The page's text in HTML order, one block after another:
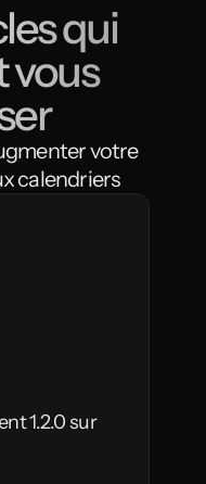
qui
vous
votre
calendriers
1.2.0 sur